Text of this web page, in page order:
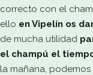
correcto con el
ello en Vipelín os
de mucha utilidad
el champú el
la mañana,